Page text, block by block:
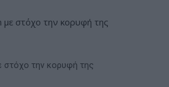
την κορυφή της